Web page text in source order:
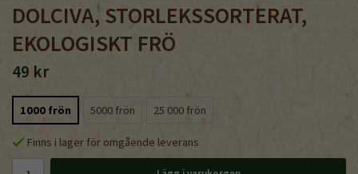
DOLCIVA, STORLEKSSORTERAT,
EKOLOGISKT FRÖ
49 kr
1000 frön 5000 frön 25 000 frön
Finns i lager för omgående leverans